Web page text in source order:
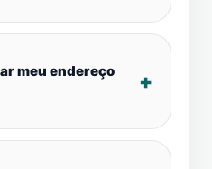
meu endereço